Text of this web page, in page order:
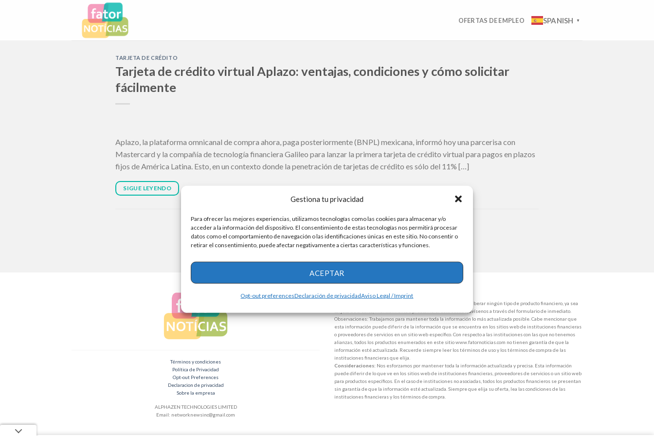
Gestiona tu privacidad
Para ofrecer las mejores experiencias, utilizamos tecnologías como las cookies para almacenar y/o
acceder a la información del dispositivo. El consentimiento de estas tecnologías nos permitirá procesar
datos como el comportamiento de navegación o las identificaciones únicas en este sitio. No consentir o
retirar el consentimiento, puede afectar negativamente a ciertas características y funciones.
ACEPTAR
Opt-out preferencesDeclaración de privacidadAviso Legal / Imprint
OFERTAS DE EMPLEO SPANISH ▼
TARJETA DE CRÉDITO
Tarjeta de crédito virtual Aplazo: ventajas, condiciones y cómo solicitar
fácilmente
Aplazo, la plataforma omnicanal de compra ahora, paga posteriormente (BNPL) mexicana, informó hoy una parcerisa con
Mastercard y la compañía de tecnología financiera Galileo para lanzar la primera tarjeta de crédito virtual para pagos en plazos
fijos de América Latina. Esto, en un contexto donde la penetración de tarjetas de crédito es sólo del 11% […]
SIGUE LEYENDO
Términos y condiciones
Política de Privacidad
Opt-out Preferences
Declaracion de privacidad
Sobre la empresa
ALPHAZEN TECHNOLOGIES LIMITED
Email: networknewsinc@gmail.com
Disclaimer
No solicitamos ninguna cantidad de dinero para liberar ningún tipo de producto financiero, ya sea
tarjeta de crédito, financiamiento o préstamo. Si esto sucede, avísenos a través del formulario de inmediato.
Observaciones: Trabajamos para mantener toda la información lo más actualizada posible. Cabe mencionar que
esta información puede diferir de la información que se encuentra en los sitios web de instituciones financieras
o proveedores de servicios en un sitio web específico. Con respecto a las instituciones con las que no tenemos
alianzas, todos los productos enumerados en este sitio www.fatornoticias.com no tienen garantía de que la
información esté actualizada. Recuerde siempre leer los términos de uso y los términos de compra de las
instituciones financieras que elija.
Consideraciones: Nos esforzamos por mantener toda la información actualizada y precisa. Esta información
puede diferir de lo que ve en los sitios web de instituciones financieras, proveedores de servicios o un sitio web
para productos específicos. En el caso de instituciones no asociadas, todos los productos financieros se presentan
sin garantía de que la información esté actualizada. Siempre que elija su oferta, lea las condiciones de las
instituciones financieras y los términos de compra.